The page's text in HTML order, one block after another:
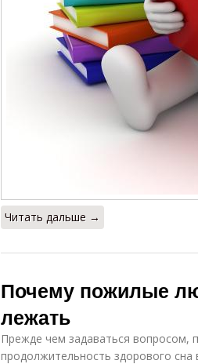
Читать дальше →
Почему пожилые
лежать
Прежде чем задаваться вопросом,
продолжительность здорового